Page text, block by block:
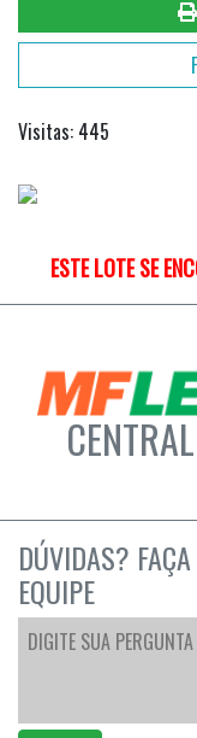
Visitas: 445
ESTE LOTE SE
DÚVIDAS?
EQUIPE